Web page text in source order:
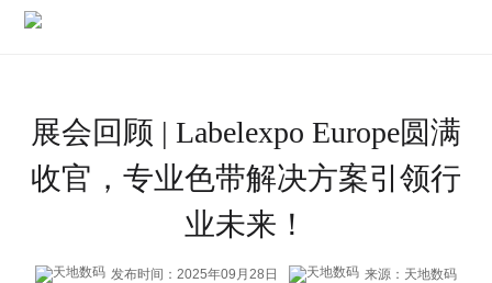
展会回顾 | Labelexpo Europe圆满
收官，专业色带解决方案引领行
业未来！
发布时间：2025年09月28日 来源：天地数码